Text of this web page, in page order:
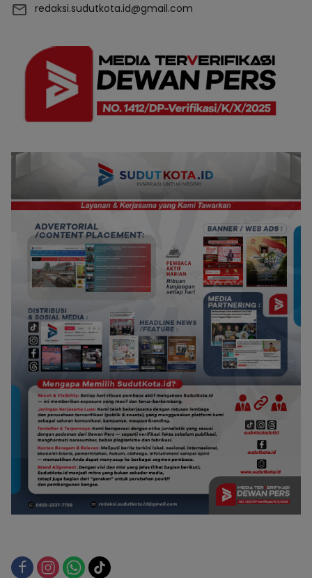
redaksi.sudutkota.id@gmail.com